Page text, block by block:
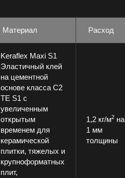
Материал Расход
Keraflex Maxi S1
Эластичный клей
на цементной
основе класса С2
ТЕ S1 с
увеличенным
открытым
временем для
керамической
плитки, тяжелых и
крупноформатных
плит,
1,2 кг/м2 на
1 мм
толщины